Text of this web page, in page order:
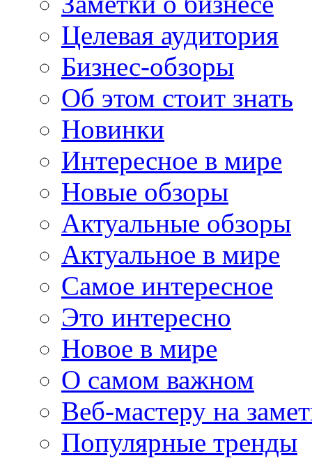
Целевая аудитория
Бизнес-обзоры
Об этом стоит знать
Новинки
Интересное в мире
Новые обзоры
Актуальные обзоры
Актуальное в мире
Самое интересное
Это интересно
Новое в мире
О самом важном
Веб-мастеру на
Популярные тренды